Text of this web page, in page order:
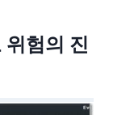
험의 진